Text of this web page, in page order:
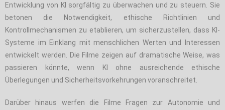
Entwicklung von KI sorgfältig zu überwachen und zu steuern. Sie
betonen die Notwendigkeit, ethische Richtlinien und
Kontrollmechanismen zu etablieren, um sicherzustellen, dass KI-
Systeme im Einklang mit menschlichen Werten und Interessen
entwickelt werden. Die Filme zeigen auf dramatische Weise, was
passieren könnte, wenn KI ohne ausreichende ethische
Überlegungen und Sicherheitsvorkehrungen voranschreitet.
Darüber hinaus werfen die Filme Fragen zur Autonomie und